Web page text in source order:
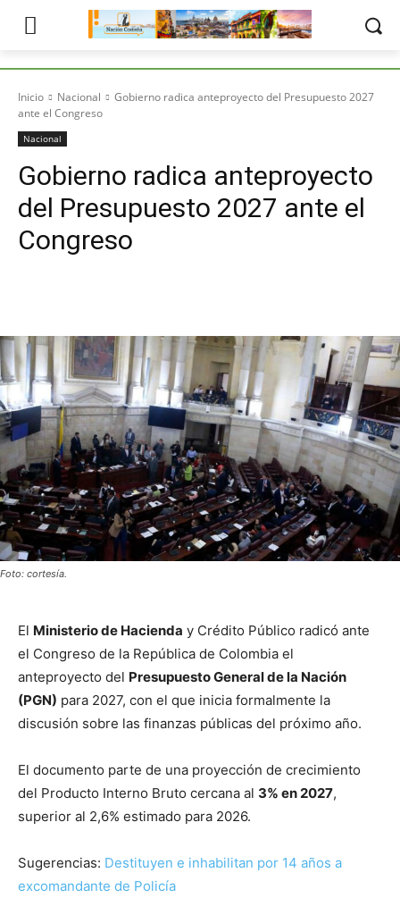
Inicio Nacional
Gobierno radica anteproyecto del Presupuesto 2027
ante el Congreso
Nacional
Gobierno radica anteproyecto
del Presupuesto 2027 ante el
Congreso
Foto: cortesía.
El Ministerio de Hacienda y Crédito Público radicó ante
el Congreso de la República de Colombia el
anteproyecto del Presupuesto General de la Nación
(PGN) para 2027, con el que inicia formalmente la
discusión sobre las finanzas públicas del próximo año.
El documento parte de una proyección de crecimiento
del Producto Interno Bruto cercana al 3% en 2027,
superior al 2,6% estimado para 2026.
Sugerencias: Destituyen e inhabilitan por 14 años a
excomandante de Policía